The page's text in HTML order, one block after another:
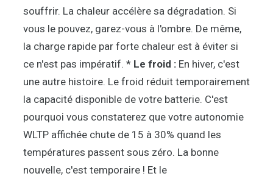
souffrir. La chaleur accélère sa dégradation. Si
vous le pouvez, garez-vous à l'ombre. De même,
la charge rapide par forte chaleur est à éviter si
ce n'est pas impératif. * Le froid : En hiver, c'est
une autre histoire. Le froid réduit temporairement
la capacité disponible de votre batterie. C'est
pourquoi vous constaterez que votre autonomie
WLTP affichée chute de 15 à 30% quand les
températures passent sous zéro. La bonne
nouvelle, c'est temporaire ! Et le